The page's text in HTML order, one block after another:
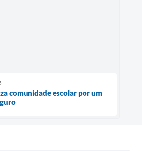
comunidade escolar por um